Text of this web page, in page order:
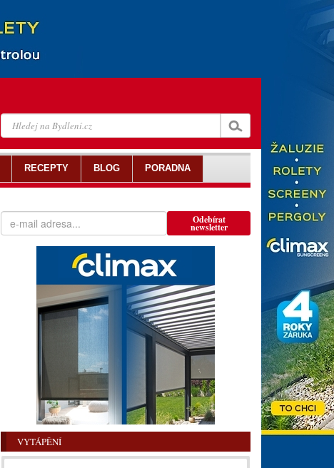
Odebírat
newsletter
VYTÁPĚNÍ
RECEPTY BLOG PORADNA